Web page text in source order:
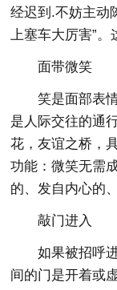
经迟到.不妨主动
上塞车大厉害”。
面带微笑
笑是面部表
是人际交往的通
花，友谊之桥，
功能：微笑无需
的、发自内心的
敲门进入
如果被招呼
间的门是开着或